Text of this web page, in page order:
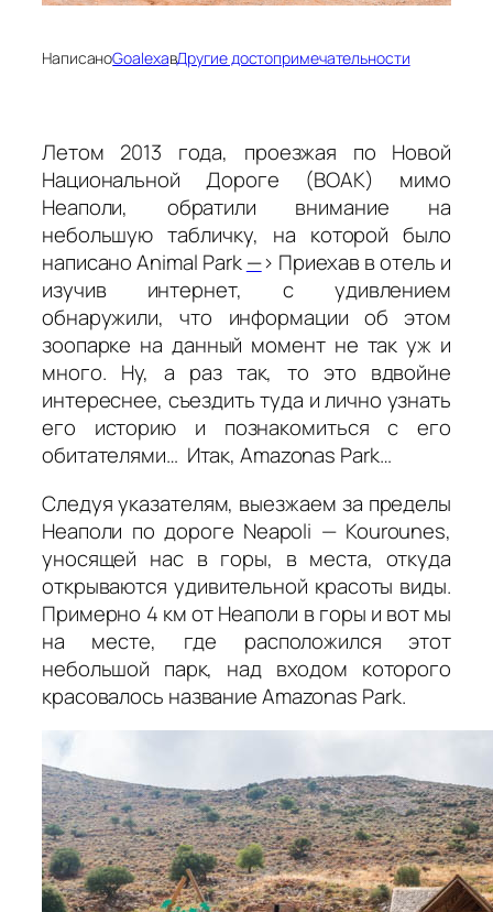
НаписаноGoalexaвДругие достопримечательности
Летом 2013 года, проезжая по Новой
Национальной Дороге (BOAK) мимо
Неаполи, обратили внимание на
небольшую табличку, на которой было
написано Animal Park—> Приехав в отель и
изучив интернет, с удивлением
обнаружили, что информации об этом
зоопарке на данный момент не так уж и
много. Ну, а раз так, то это вдвойне
интереснее, съездить туда и лично узнать
его историю и познакомиться с его
обитателями… Итак, Amazonas Park…
Следуя указателям, выезжаем за пределы
Неаполи по дороге Neapoli — Kourounes,
уносящей нас в горы, в места, откуда
открываются удивительной красоты виды.
Примерно 4 км от Неаполи в горы и вот мы
на месте, где расположился этот
небольшой парк, над входом которого
красовалось название Amazonas Park.